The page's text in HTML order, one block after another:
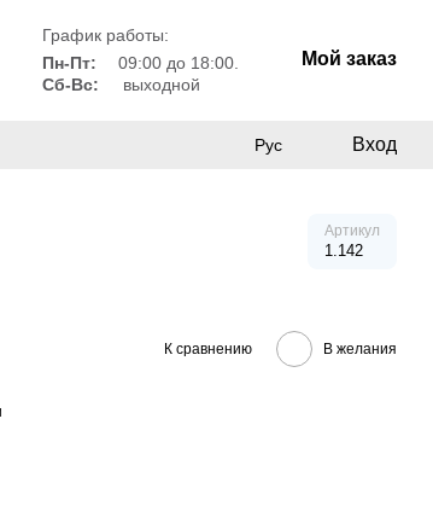
График работы:
Пн-Пт:
09:00 до 18:00.
Сб-Вс:
выходной
Мой заказ
Рус Вход
Артикул
1.142
К сравнению В желания